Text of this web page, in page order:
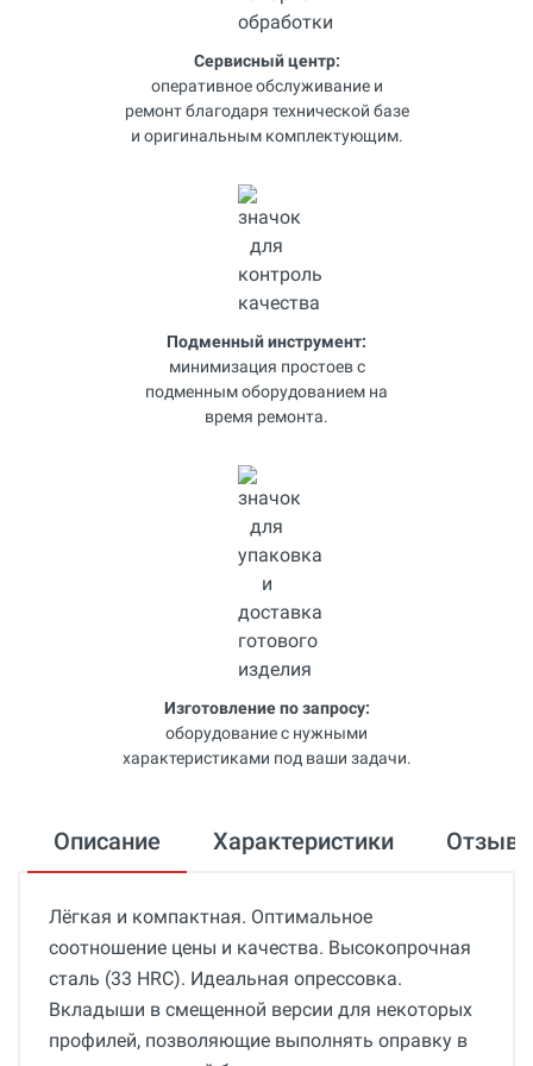
Сервисный центр:
оперативное обслуживание и
ремонт благодаря технической базе
и оригинальным комплектующим.
Подменный инструмент:
минимизация простоев с
подменным оборудованием на
время ремонта.
Изготовление по запросу:
оборудование с нужными
характеристиками под ваши задачи.
Описание Характеристики
Лёгкая и компактная. Оптимальное
соотношение цены и качества. Высокопрочная
сталь (33 HRC). Идеальная опрессовка.
Вкладыши в смещенной версии для некоторых
профилей, позволяющие выполнять оправку в